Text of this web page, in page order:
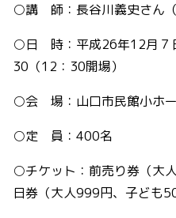
○講 師：長谷川義史さん（
○日 時：平成26年12月７
30（12：30開場）
○会 場：山口市民館小ホー
○定 員：400名
○チケット：前売り券（大
日券（大人999円、子ども